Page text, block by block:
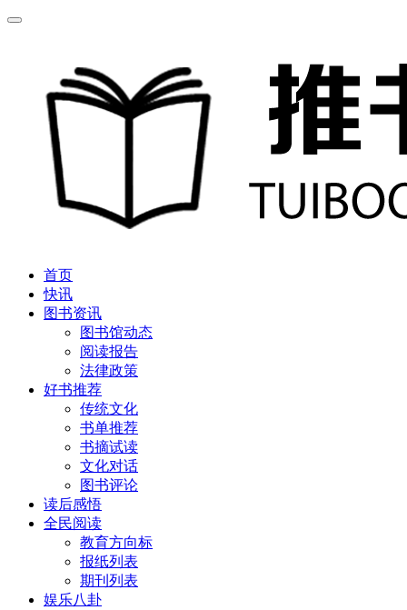
首页
快讯
图书资讯
图书馆动态
阅读报告
法律政策
好书推荐
传统文化
书单推荐
书摘试读
文化对话
图书评论
读后感悟
全民阅读
教育方向标
报纸列表
期刊列表
娱乐八卦